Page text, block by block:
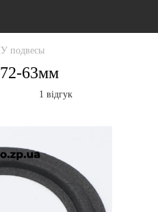
подвесы
63мм
1 відгук